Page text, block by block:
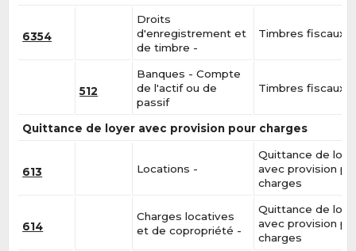
6354
Droits
d'enregistrement et
de timbre -
Timbres fiscaux
512
Banques - Compte
de l'actif ou de
passif
Timbres fiscaux
Quittance de loyer avec provision pour charges
613 Locations -
Quittance de
avec provision
charges
614
Charges locatives
et de copropriété -
Quittance de
avec provision
charges